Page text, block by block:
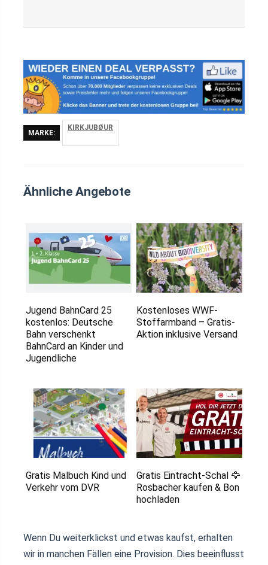
MARKE:
KIRKJUBØUR
Ähnliche Angebote
Jugend BahnCard 25
kostenlos: Deutsche
Bahn verschenkt
BahnCard an Kinder und
Jugendliche
Kostenloses WWF-
Stoffarmband – Gratis-
Aktion inklusive Versand
Gratis Malbuch Kind und
Verkehr vom DVR
Gratis Eintracht-Schal 🦅
Rosbacher kaufen & Bon
hochladen
Wenn Du weiterklickst und etwas kaufst, erhalten
wir in manchen Fällen eine Provision. Dies beeinflusst